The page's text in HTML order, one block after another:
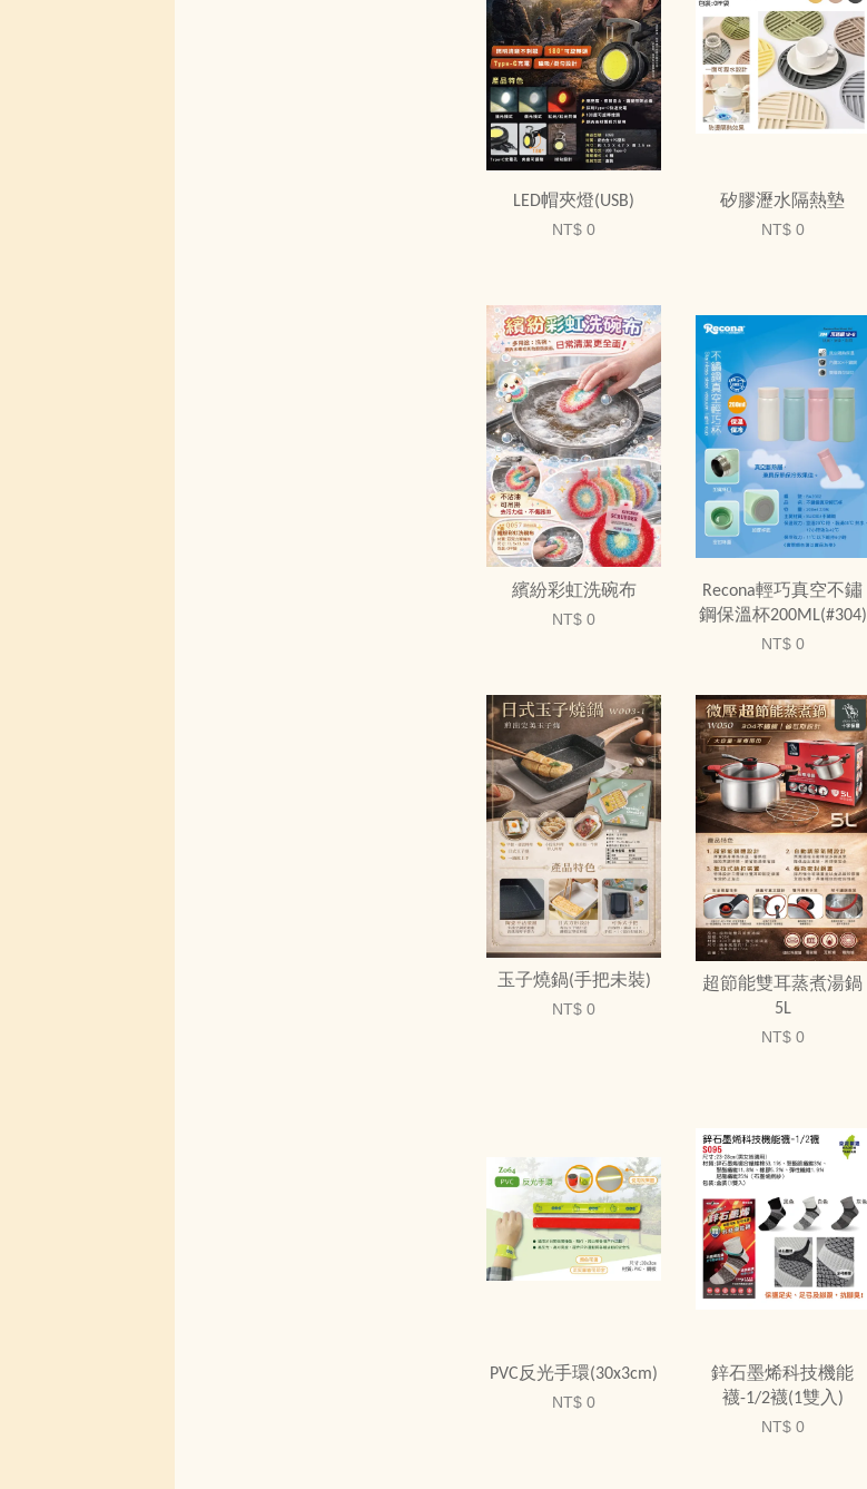
LED帽夾燈(USB)
NT$ 0
矽膠瀝水隔熱墊
NT$ 0
繽紛彩虹洗碗布
NT$ 0
Recona輕巧真空不鏽
鋼保溫杯200ML(#304)
NT$ 0
玉子燒鍋(手把未裝)
NT$ 0
超節能雙耳蒸煮湯鍋
5L
NT$ 0
PVC反光手環(30x3cm)
NT$ 0
鋅石墨烯科技機能
襪-1/2襪(1雙入)
NT$ 0